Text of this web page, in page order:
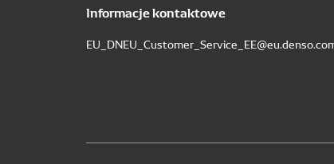
Informacje kontaktowe